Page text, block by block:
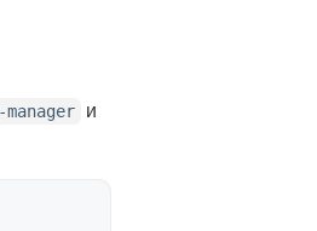
и